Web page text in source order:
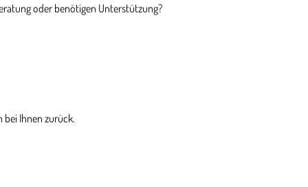
oder benötigen Unterstützung?
Ihnen zurück.